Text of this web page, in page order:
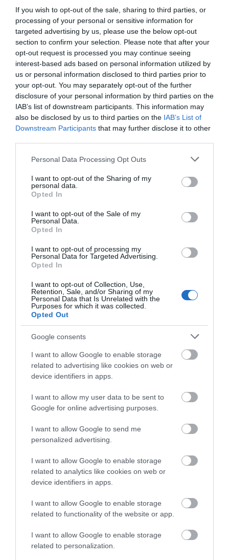
If you wish to opt-out of the sale, sharing to third parties, or
processing of your personal or sensitive information for
targeted advertising by us, please use the below opt-out
section to confirm your selection. Please note that after your
opt-out request is processed you may continue seeing
interest-based ads based on personal information utilized by
us or personal information disclosed to third parties prior to
your opt-out. You may separately opt-out of the further
disclosure of your personal information by third parties on the
IAB’s list of downstream participants. This information may
also be disclosed by us to third parties on the IAB’s List of
Downstream Participants that may further disclose it to other
Please note that this website/app uses one or more Google
not limited to your visit or usage behaviour. You may click to
grant or deny consent to Google and its third-party tags to
use your data for below specified purposes in below Google
consent section.
Personal Data Processing Opt Outs
I want to opt-out of the Sharing of my
personal data.
Opted In
I want to opt-out of the Sale of my
Personal Data.
Opted In
I want to opt-out of processing my
Personal Data for Targeted Advertising.
Opted In
I want to opt-out of Collection, Use,
Retention, Sale, and/or Sharing of my
Personal Data that Is Unrelated with the
Purposes for which it was collected.
Opted Out
Google consents
I want to allow Google to enable storage
related to advertising like cookies on web or
device identifiers in apps.
I want to allow my user data to be sent to
Google for online advertising purposes.
I want to allow Google to send me
personalized advertising.
I want to allow Google to enable storage
related to analytics like cookies on web or
device identifiers in apps.
I want to allow Google to enable storage
related to functionality of the website or app.
I want to allow Google to enable storage
related to personalization.
Διαθέσιμο από 4 έως 10 ημέρες
ΚΩΔΙΚΟΣ: D00392
ΠΕΡΙΓΡΑΦΉ
ΚΌΣΤΟΣ ΜΕΤΑΦΟΡΙΚΏΝ
Ονομαστική τάση
Αριθμός στροφών
0 - 1.500 min??
93 - 126 cm
Μέγ. διάμετρος εξαρτήματος
125 mm
Υποδοχή εργαλείου
Βάρος χωρίς μπαταρία
2,4 kg